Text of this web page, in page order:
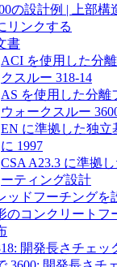
の設計例 | 上部構
リンクする
書
ACI を使用した分
クスルー 318-14
AS を使用した分離
ウォークスルー
EN に準拠した独立
に 1997
CSA A23.3 に準拠
ーティング設計
ッドフーチングを
のコンクリートフ
開発長さチェッ